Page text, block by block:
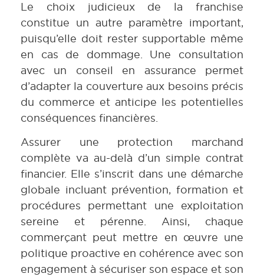
Le choix judicieux de la franchise
constitue un autre paramètre important,
puisqu’elle doit rester supportable même
en cas de dommage. Une consultation
avec un conseil en assurance permet
d’adapter la couverture aux besoins précis
du commerce et anticipe les potentielles
conséquences financières.
Assurer une protection marchand
complète va au-delà d’un simple contrat
financier. Elle s’inscrit dans une démarche
globale incluant prévention, formation et
procédures permettant une exploitation
sereine et pérenne. Ainsi, chaque
commerçant peut mettre en œuvre une
politique proactive en cohérence avec son
engagement à sécuriser son espace et son